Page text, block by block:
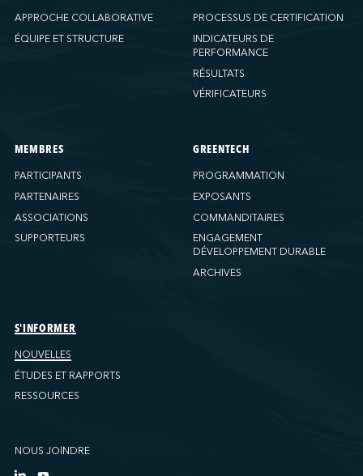
APPROCHE COLLABORATIVE
ÉQUIPE ET STRUCTURE
PROCESSUS DE CERTIFICATION
INDICATEURS DE
PERFORMANCE
RÉSULTATS
VÉRIFICATEURS
MEMBRES
PARTICIPANTS
PARTENAIRES
ASSOCIATIONS
SUPPORTEURS
GREENTECH
PROGRAMMATION
EXPOSANTS
COMMANDITAIRES
ENGAGEMENT
DÉVELOPPEMENT DURABLE
ARCHIVES
S'INFORMER
NOUVELLES
ÉTUDES ET RAPPORTS
RESSOURCES
NOUS JOINDRE